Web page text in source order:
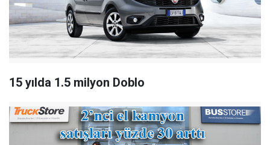
15 yılda 1.5 milyon Doblo